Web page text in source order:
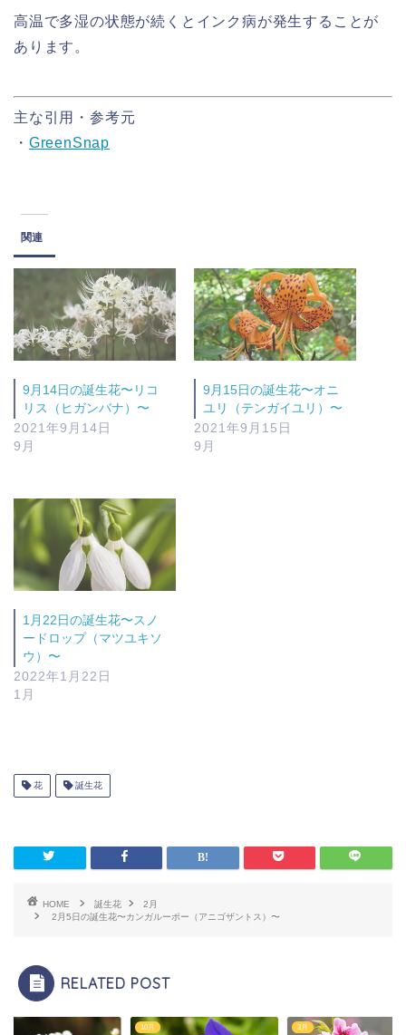
高温で多湿の状態が続くとインク病が発生することが
あります。
主な引用・参考元
・ GreenSnap
関連
9月14日の誕生花〜リコ
リス（ヒガンバナ）〜
2021年9月14日
9月
9月15日の誕生花〜オニ
ユリ（テンガイユリ）〜
2021年9月15日
9月
1月22日の誕生花〜スノ
ードロップ（マツユキソ
ウ）〜
2022年1月22日
1月
花 誕生花
HOME 誕生花
2月
2月5日の誕生花〜カンガルーポー（アニゴザントス）〜
RELATED POST
3月 11月